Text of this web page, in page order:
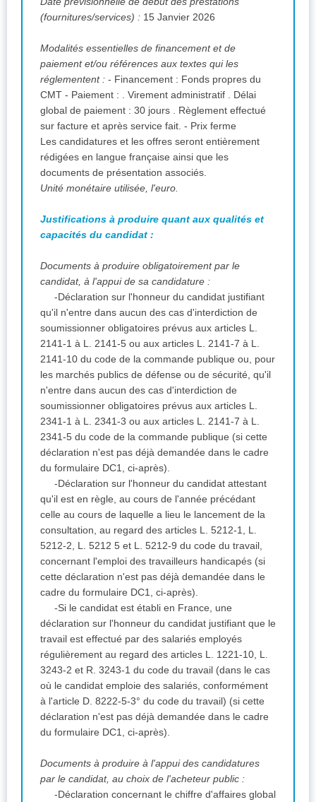
(fournitures/services) : 15 Janvier 2026
Modalités essentielles de financement et de
paiement et/ou références aux textes qui les
réglementent : - Financement : Fonds propres du
CMT - Paiement : . Virement administratif . Délai
global de paiement : 30 jours . Règlement effectué
sur facture et après service fait. - Prix ferme
Les candidatures et les offres seront entièrement
rédigées en langue française ainsi que les
documents de présentation associés.
Unité monétaire utilisée, l'euro.
Justifications à produire quant aux qualités et
capacités du candidat :
Documents à produire obligatoirement par le
candidat, à l'appui de sa candidature :
-Déclaration sur l'honneur du candidat justifiant
qu'il n'entre dans aucun des cas d'interdiction de
soumissionner obligatoires prévus aux articles L.
2141-1 à L. 2141-5 ou aux articles L. 2141-7 à L.
2141-10 du code de la commande publique ou, pour
les marchés publics de défense ou de sécurité, qu'il
n'entre dans aucun des cas d'interdiction de
soumissionner obligatoires prévus aux articles L.
2341-1 à L. 2341-3 ou aux articles L. 2141-7 à L.
2341-5 du code de la commande publique (si cette
déclaration n'est pas déjà demandée dans le cadre
du formulaire DC1, ci-après).
-Déclaration sur l'honneur du candidat attestant
qu'il est en règle, au cours de l'année précédant
celle au cours de laquelle a lieu le lancement de la
consultation, au regard des articles L. 5212-1, L.
5212-2, L. 5212 5 et L. 5212-9 du code du travail,
concernant l'emploi des travailleurs handicapés (si
cette déclaration n'est pas déjà demandée dans le
cadre du formulaire DC1, ci-après).
-Si le candidat est établi en France, une
déclaration sur l'honneur du candidat justifiant que le
travail est effectué par des salariés employés
régulièrement au regard des articles L. 1221-10, L.
3243-2 et R. 3243-1 du code du travail (dans le cas
où le candidat emploie des salariés, conformément
à l'article D. 8222-5-3° du code du travail) (si cette
déclaration n'est pas déjà demandée dans le cadre
du formulaire DC1, ci-après).
Documents à produire à l'appui des candidatures
par le candidat, au choix de l'acheteur public :
-Déclaration concernant le chiffre d'affaires global